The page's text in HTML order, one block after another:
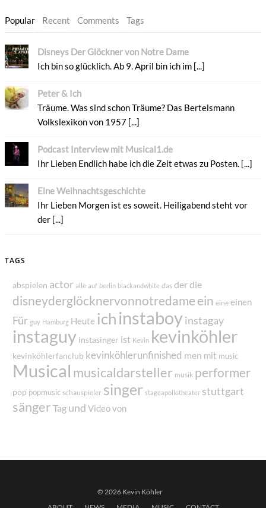
Popular Recent Comments Tags
Disneys Der Glöckner von Notre Dame
Ich bin so glücklich. Ab 9. April bin ich im [...]
Peter & Ich
Träume. Was sind schon Träume? Das Bertelsmann
Volkslexikon von 1957 [...]
Podcast Interview mit Musical1.de
Ihr Lieben Endlich habe ich die Zeit etwas zu Posten. [...]
Eine Weihnachtsgeschichte
Ihr Lieben Morgen ist es soweit. Heiligabend steht vor
der [...]
TAGS
abspielen actor alle auf berlin blackandwhite das derdie
disneyderglöcknervonnotredame ein eine einen
Für guy Hamburg Heute ichinstaboy instagay
instaguy instasinger ist Kevin kevinköhler
kevinköhlerfanclub kevinköhlerunfinished men mit music
Musical musicaldarsteller musik performer
pop popmusic schauspieler singer stageapollotheater stuttgart
sänger Tag und Video von
© 2026 Kevin Köhler